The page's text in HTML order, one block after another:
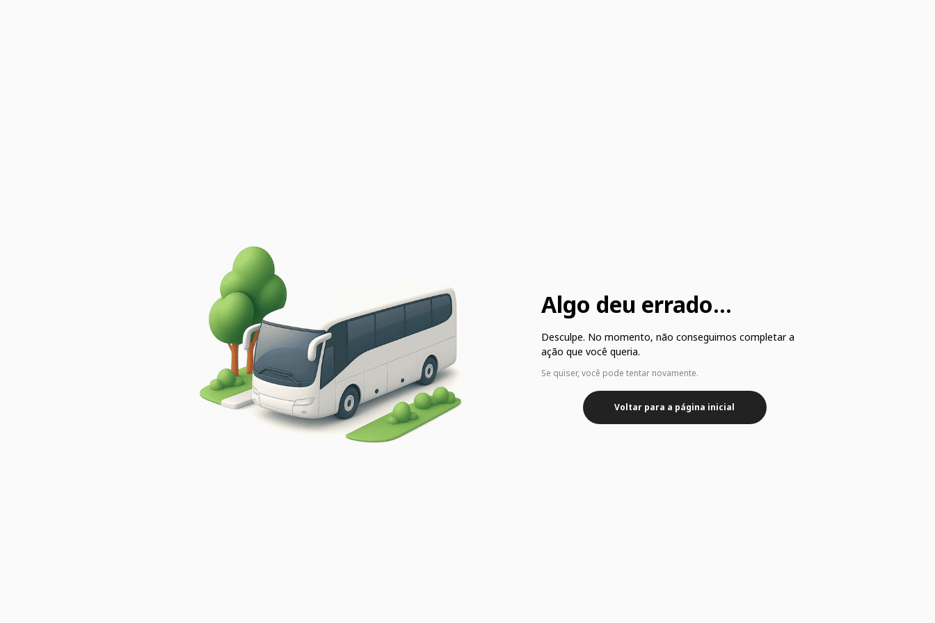
Algo deu errado...
Desculpe. No momento, não conseguimos completar a
ação que você queria.
Se quiser, você pode tentar novamente.
Voltar para a página inicial